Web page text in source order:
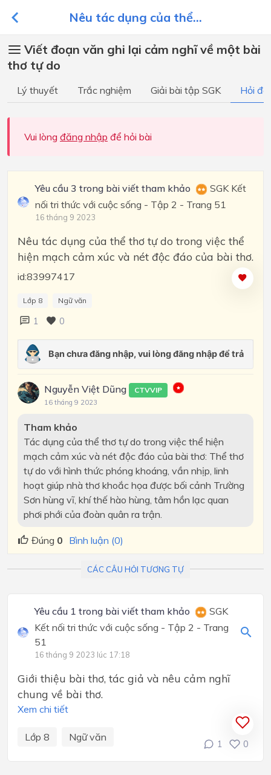
Nêu tác dụng của thể...
Viết đoạn văn ghi lại cảm nghĩ về một bài
thơ tự do
Lý thuyết Trắc nghiệm Giải bài tập SGK Hỏi
Vui lòng đăng nhập để hỏi bài
Yêu cầu 3 trong bài viết tham khảo
SGK Kết
nối tri thức với cuộc sống - Tập 2 - Trang 51
16 tháng 9 2023
Nêu tác dụng của thể thơ tự do trong việc thể
hiện mạch cảm xúc và nét độc đáo của bài thơ.
id:83997417
Lớp 8 Ngữ văn
1 0
Nguyễn Việt Dũng CTVVIP
16 tháng 9 2023
Tham khảo
Tác dụng của thể thơ tự do trong việc thể hiện
mạch cảm xúc và nét độc đáo của bài thơ: Thể thơ
tự do với hình thức phóng khoáng, vần nhịp, linh
hoạt giúp nhà thơ khoắc họa được bối cảnh Trường
Sơn hùng vĩ, khí thế hào hùng, tâm hồn lạc quan
phơi phới của đoàn quân ra trận.
Đúng 0 Bình luận (0)
CÁC CÂU HỎI TƯƠNG TỰ
Yêu cầu 1 trong bài viết tham khảo
SGK
Kết nối tri thức với cuộc sống - Tập 2 - Trang
51
16 tháng 9 2023 lúc 17:18
Giới thiệu bài thơ, tác giả và nêu cảm nghĩ
chung về bài thơ.
Xem chi tiết
Lớp 8 Ngữ văn
1 0